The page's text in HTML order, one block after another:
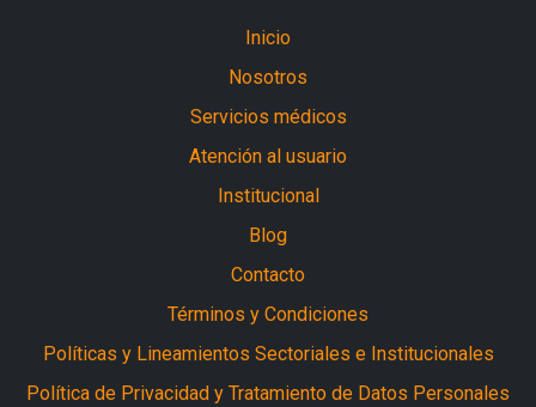
Inicio
Nosotros
Servicios médicos
Atención al usuario
Institucional
Blog
Contacto
Términos y Condiciones
Políticas y Lineamientos Sectoriales e Institucionales
Política de Privacidad y Tratamiento de Datos Personales